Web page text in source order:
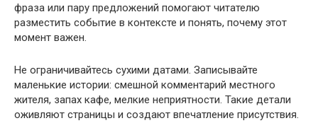
фраза или пару предложений помогают читателю
разместить событие в контексте и понять, почему этот
момент важен.
Не ограничивайтесь сухими датами. Записывайте
маленькие истории: смешной комментарий местного
жителя, запах кафе, мелкие неприятности. Такие детали
оживляют страницы и создают впечатление присутствия.